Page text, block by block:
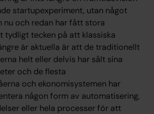
startupexperiment, utan något
nu och redan har fått stora
tydligt tecken på att klassiska
är aktuella är att de traditionellt
helt eller delvis har sålt sina
och de flesta
och ekonomisystemen har
någon form av automatisering,
eller hela processer för att